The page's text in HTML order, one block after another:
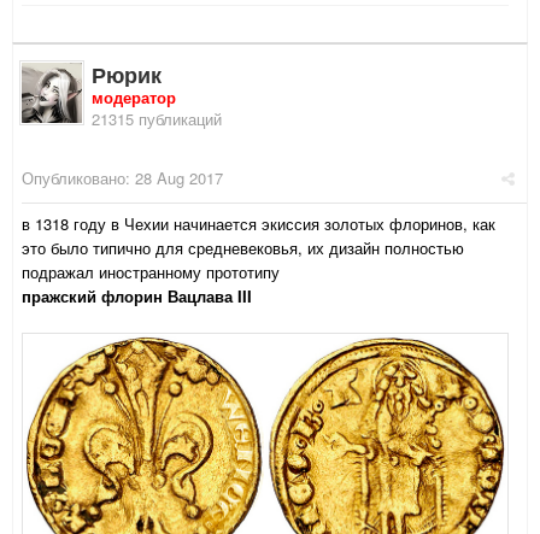
Рюрик
модератор
21315 публикаций
Опубликовано: 28 Aug 2017
в 1318 году в Чехии начинается экиссия золотых флоринов, как
это было типично для средневековья, их дизайн полностью
подражал иностранному прототипу
пражский флорин Вацлава III